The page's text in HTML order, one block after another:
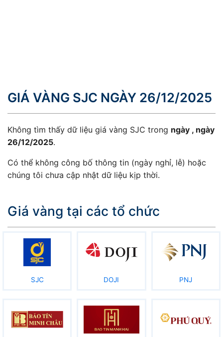
GIÁ VÀNG SJC NGÀY 26/12/2025
Không tìm thấy dữ liệu giá vàng SJC trong ngày , ngày
26/12/2025.
Có thể không công bố thông tin (ngày nghỉ, lễ) hoặc
chúng tôi chưa cập nhật dữ liệu kịp thời.
Giá vàng tại các tổ chức
SJC DOJI PNJ